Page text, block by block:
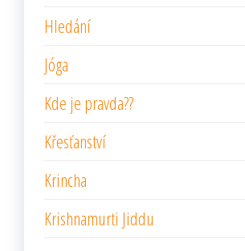
Hledání
Jóga
Kde je pravda??
Křesťanství
Krincha
Krishnamurti Jiddu